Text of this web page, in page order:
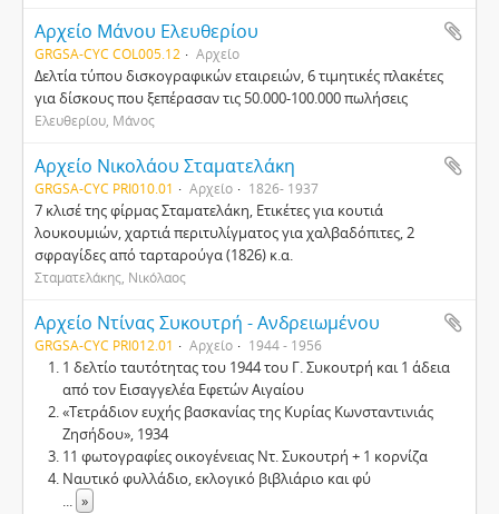
Αρχείο Μάνου Ελευθερίου
GRGSA-CYC COL005.12 Αρχείο
Δελτία τύπου δισκογραφικών εταιρειών, 6 τιμητικές πλακέτες
για δίσκους που ξεπέρασαν τις 50.000-100.000 πωλήσεις
Ελευθερίου, Μάνος
Αρχείο Νικολάου Σταματελάκη
GRGSA-CYC PRI010.01 Αρχείο 1826- 1937
7 κλισέ της φίρμας Σταματελάκη, Ετικέτες για κουτιά
λουκουμιών, χαρτιά περιτυλίγματος για χαλβαδόπιτες, 2
σφραγίδες από ταρταρούγα (1826) κ.α.
Σταματελάκης, Νικόλαος
Αρχείο Ντίνας Συκουτρή - Ανδρειωμένου
GRGSA-CYC PRI012.01 Αρχείο 1944 - 1956
1 δελτίο ταυτότητας του 1944 του Γ. Συκουτρή και 1 άδεια
από τον Εισαγγελέα Εφετών Αιγαίου
«Τετράδιον ευχής βασκανίας της Κυρίας Κωνσταντινιάς
Ζησήδου», 1934
11 φωτογραφίες οικογένειας Ντ. Συκουτρή + 1 κορνίζα
Ναυτικό φυλλάδιο, εκλογικό βιβλιάριο και φύ
... »